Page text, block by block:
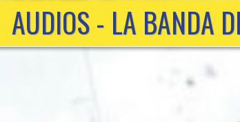
AUDIOS - LA BANDA